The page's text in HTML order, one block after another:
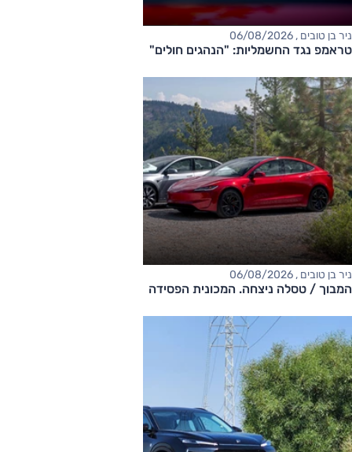
ניר בן טובים , 06/08/2026
טראמפ נגד החשמליות: "הנהגים חולים"
ניר בן טובים , 06/08/2026
המבוך / טסלה ניצחה. המכונית הפסידה